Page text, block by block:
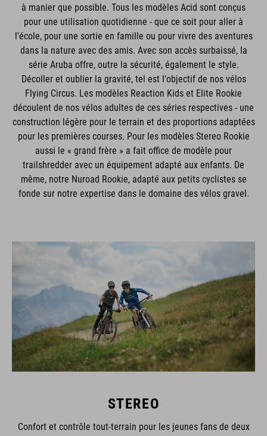
à manier que possible. Tous les modèles Acid sont conçus
pour une utilisation quotidienne - que ce soit pour aller à
l'école, pour une sortie en famille ou pour vivre des aventures
dans la nature avec des amis. Avec son accès surbaissé, la
série Aruba offre, outre la sécurité, également le style.
Décoller et oublier la gravité, tel est l'objectif de nos vélos
Flying Circus. Les modèles Reaction Kids et Elite Rookie
découlent de nos vélos adultes de ces séries respectives - une
construction légère pour le terrain et des proportions adaptées
pour les premières courses. Pour les modèles Stereo Rookie
aussi le « grand frère » a fait office de modèle pour
trailshredder avec un équipement adapté aux enfants. De
même, notre Nuroad Rookie, adapté aux petits cyclistes se
fonde sur notre expertise dans le domaine des vélos gravel.
STEREO
Confort et contrôle tout-terrain pour les jeunes fans de deux